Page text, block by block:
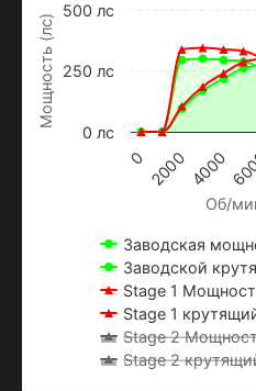
Об/
Мощность (лс)
Заводская
Заводской
Stage 1
Stage 1
Stage 2
Stage 2
0 2000 4000
0 лс
250 лс
500 лс